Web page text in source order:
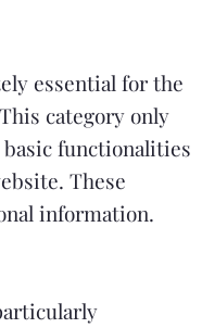
essential for the
category only
functionalities
These
information.